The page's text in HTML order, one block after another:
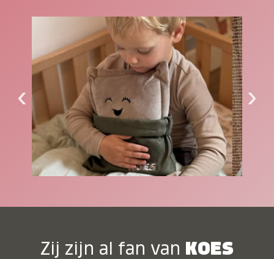
‹ ›
Zij zijn al fan van KOES